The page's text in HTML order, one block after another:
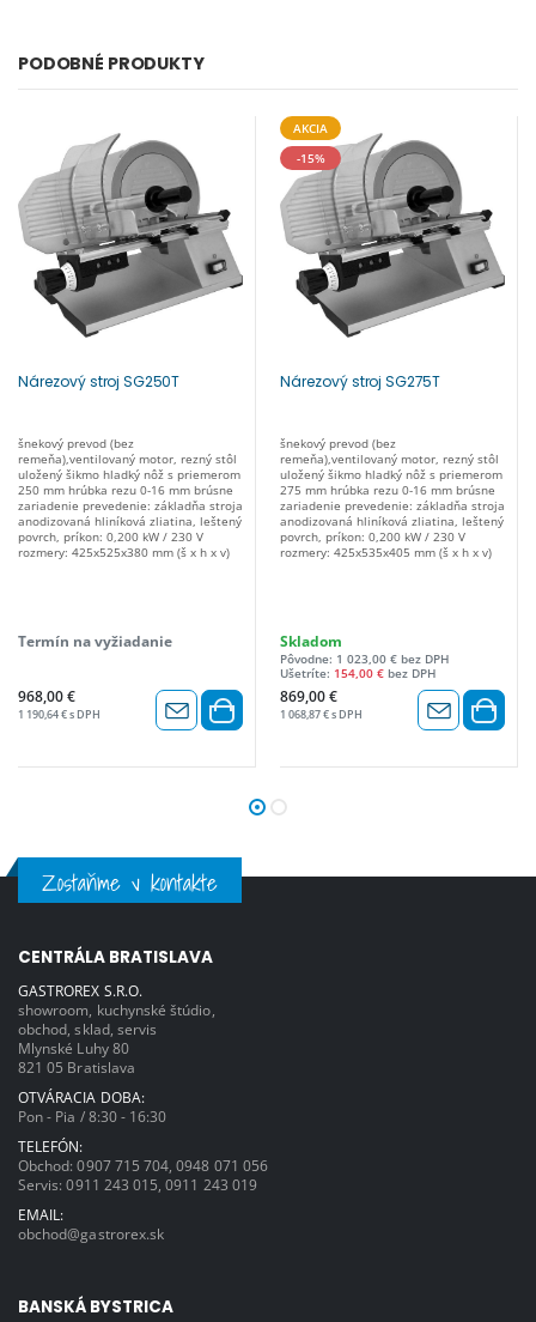
PODOBNÉ PRODUKTY
Nárezový stroj SG250T
šnekový prevod (bez
remeňa),ventilovaný motor, rezný stôl
uložený šikmo hladký nôž s priemerom
250 mm hrúbka rezu 0-16 mm brúsne
zariadenie prevedenie: základňa stroja
anodizovaná hliníková zliatina, leštený
povrch, príkon: 0,200 kW / 230 V
rozmery: 425x525x380 mm (š x h x v)
Termín na vyžiadanie
968,00 €
1 190,64 € s DPH
AKCIA
-15%
Nárezový stroj SG275T
šnekový prevod (bez
remeňa),ventilovaný motor, rezný stôl
uložený šikmo hladký nôž s priemerom
275 mm hrúbka rezu 0-16 mm brúsne
zariadenie prevedenie: základňa stroja
anodizovaná hliníková zliatina, leštený
povrch, príkon: 0,200 kW / 230 V
rozmery: 425x535x405 mm (š x h x v)
Skladom
Pôvodne: 1 023,00 € bez DPH
Ušetríte: 154,00 € bez DPH
869,00 €
1 068,87 € s DPH
Zostaňme v kontakte
CENTRÁLA BRATISLAVA
GASTROREX S.R.O.
showroom, kuchynské štúdio,
obchod, sklad, servis
Mlynské Luhy 80
821 05 Bratislava
OTVÁRACIA DOBA:
Pon - Pia / 8:30 - 16:30
TELEFÓN:
Obchod:0907 715 704,0948 071 056
Servis:0911 243 015,0911 243 019
EMAIL:
obchod@gastrorex.sk
BANSKÁ BYSTRICA